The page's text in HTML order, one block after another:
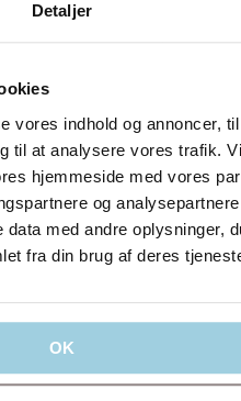
Detaljer
vores indhold og annoncer,
til at analysere vores trafik.
hjemmeside med vores
og
med andre oplysninger,
fra din brug af deres
OK